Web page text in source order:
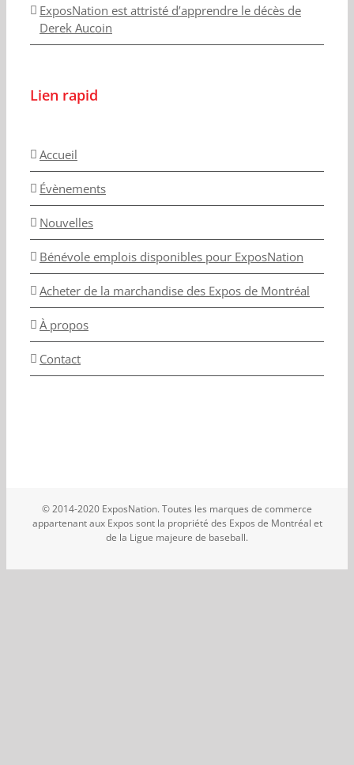
ExposNation est attristé d’apprendre le décès de
Derek Aucoin
Lien rapid
Accueil
Évènements
Nouvelles
Bénévole emplois disponibles pour ExposNation
Acheter de la marchandise des Expos de Montréal
À propos
Contact
© 2014-2020 ExposNation. Toutes les marques de commerce
appartenant aux Expos sont la propriété des Expos de Montréal et
de la Ligue majeure de baseball.